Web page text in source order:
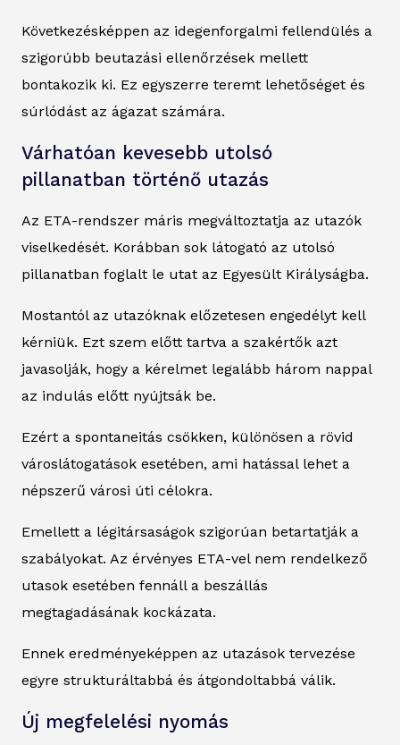
Következésképpen az idegenforgalmi fellendülés a
szigorúbb beutazási ellenőrzések mellett
bontakozik ki. Ez egyszerre teremt lehetőséget és
súrlódást az ágazat számára.
Várhatóan kevesebb utolsó
pillanatban történő utazás
Az ETA-rendszer máris megváltoztatja az utazók
viselkedését. Korábban sok látogató az utolsó
pillanatban foglalt le utat az Egyesült Királyságba.
Mostantól az utazóknak előzetesen engedélyt kell
kérniük. Ezt szem előtt tartva a szakértők azt
javasolják, hogy a kérelmet legalább három nappal
az indulás előtt nyújtsák be.
Ezért a spontaneitás csökken, különösen a rövid
városlátogatások esetében, ami hatással lehet a
népszerű városi úti célokra.
Emellett a légitársaságok szigorúan betartatják a
szabályokat. Az érvényes ETA-vel nem rendelkező
utasok esetében fennáll a beszállás
megtagadásának kockázata.
Ennek eredményeképpen az utazások tervezése
egyre strukturáltabbá és átgondoltabbá válik.
Új megfelelési nyomás